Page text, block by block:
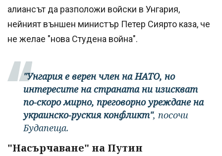
алиансът да разположи войски в Унгария,
нейният външен министър Петер Сиярто каза, че
не желае "нова Студена война".
"Унгария е верен член на НАТО, но
интересите на страната ни изискват
по-скоро мирно, преговорно уреждане на
украинско-руския конфликт", посочи
Будапеща.
"Насърчаване" на Путин